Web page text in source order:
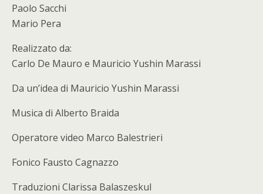
Paolo Sacchi
Mario Pera
Realizzato da:
Carlo De Mauro e Mauricio Yushin Marassi
Da un’idea di Mauricio Yushin Marassi
Musica di Alberto Braida
Operatore video Marco Balestrieri
Fonico Fausto Cagnazzo
Traduzioni Clarissa Balaszeskul